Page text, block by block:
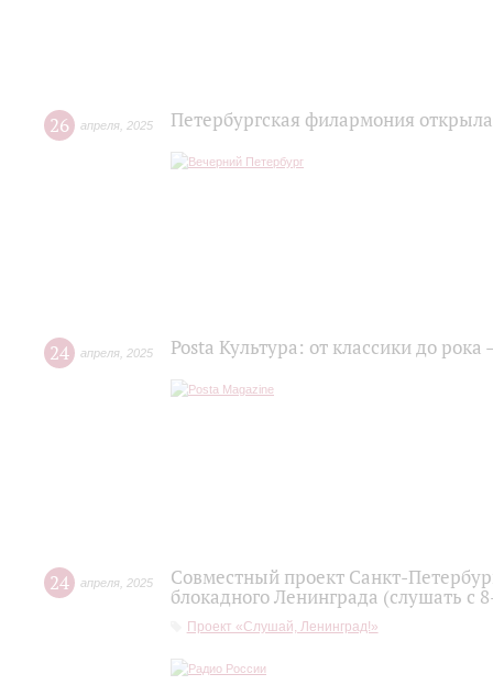
26 апреля 2025 Петербургская филармония
24 апреля 2025 Posta Культура: от классики до
24 апреля 2025
Совместный проект Санкт-
блокадного Ленинграда (слушать с
Проект «Слушай, Ленинград!»